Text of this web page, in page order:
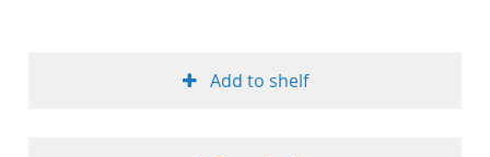
Add to shelf